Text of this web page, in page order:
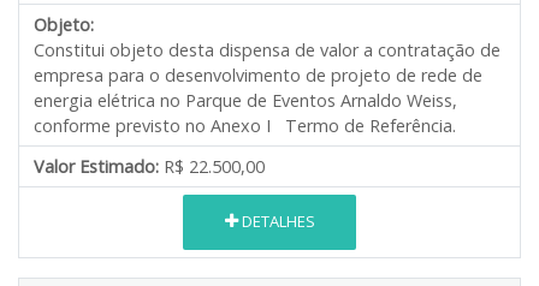
Objeto:
Constitui objeto desta dispensa de valor a contratação de
empresa para o desenvolvimento de projeto de rede de
energia elétrica no Parque de Eventos Arnaldo Weiss,
conforme previsto no Anexo I Termo de Referência.
Valor Estimado: R$ 22.500,00
DETALHES